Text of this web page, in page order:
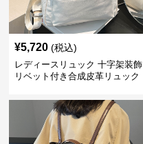
¥5,720 (税込)
レディースリュック 十字架装飾
リベット付き合成皮革リュック